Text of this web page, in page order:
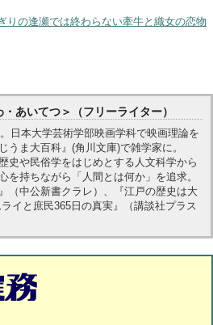
りの逢瀬では終わらない牽牛と織女の恋物
あいてつ＞（フリーライター）
日本大学芸術学部映画学科で映画理論を
うま大百科』(角川文庫)で雑学家に。
史や民俗学をはじめとする人文科学から
を持ちながら「人間とは何か」を追求。
（中公新書クラレ）、『江戸の歴史は大
イと庶民365日の真実』（講談社プラス